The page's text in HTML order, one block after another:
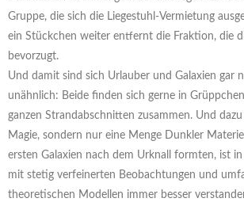
Gruppe, die sich die Liegestuhl-Vermietung
ein Stückchen weiter entfernt die Fraktion, die
bevorzugt.
Und damit sind sich Urlauber und Galaxien gar
unähnlich: Beide finden sich gerne in
ganzen Strandabschnitten zusammen. Und
Magie, sondern nur eine Menge Dunkler
ersten Galaxien nach dem Urknall formten, ist
mit stetig verfeinerten Beobachtungen und
theoretischen Modellen immer besser